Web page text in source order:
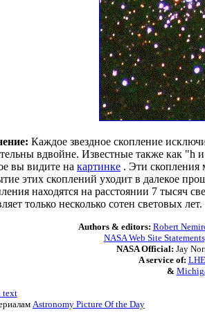
Каждое звездное скопление
вдвойне. Известные также как "h и
вы видите на картинке . Эти скопления
этих скоплений уходит в далекое
находятся на расстоянии 7 тысяч
только несколько сотен световых лет.
Authors & editors: Robert
NASA Web Site
NASA Official: Jay
A service of:
&
text
Astronomy Picture Of the Day